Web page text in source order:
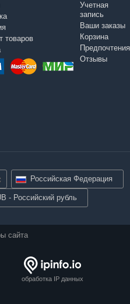
товаров
Учетная
запись
Ваши заказы
Корзина
Предпочтения
Отзывы
Российская Федерация
- Российский рубль
сайта
обработка IP данных